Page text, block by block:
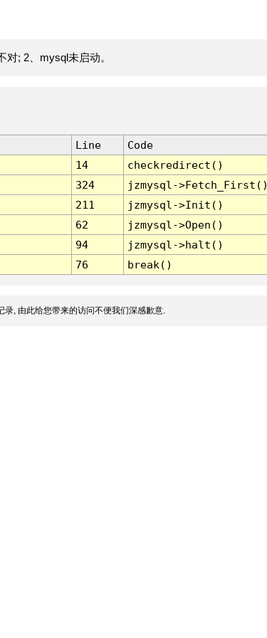
; 2、mysql未启动。
Line
Code
14
checkredirect()
324
jzmysql-
211
jzmysql->Init()
62
jzmysql->Open()
94
jzmysql->halt()
76 break()
, 由此给您带来的访问不便我们深感歉意.